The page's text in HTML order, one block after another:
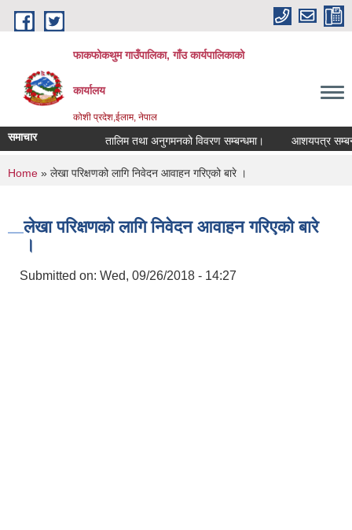
Skip to main content
फाकफोकथुम गाउँपालिका, गाँउ कार्यपालिकाको
कार्यालय
कोशी प्रदेश,ईलाम, नेपाल
समाचार तालिम तथा अनुगमनको विवरण सम्बन्धमा। आशयपत्र सम्बन्धी
You are here
Home » लेखा परिक्षणको लागि निवेदन आवाहन गरिएको बारे ।
लेखा परिक्षणको लागि निवेदन आवाहन गरिएको बारे
।
Submitted on: Wed, 09/26/2018 - 14:27